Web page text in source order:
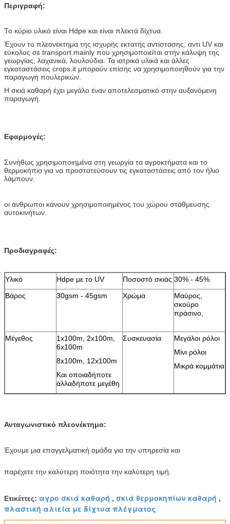
Περιγραφή:
Το κύριο υλικό είναι Hdpe και είναι πλεκτά δίχτυα.
Έχουν το πλεονέκτημα της ισχυρής εκτατής αντίστασης, αντι UV και
εύκολος σε transport.mainly που χρησιμοποιείται στην κάλυψη της
γεωργίας, λαχανικά, λουλούδια. Τα ιατρικά υλικά και άλλες
εγκαταστάσεις crops.it μπορούν επίσης να χρησιμοποιηθούν για την
παραγωγή πουλερικών.
Η σκιά καθαρή έχει μεγάλο έναν αποτελεσματικό στην αυξανόμενη
παραγωγή.
Εφαρμογές:
Συνήθως χρησιμοποιημένα στη γεωργία τα αγροκτήματα και το
θερμοκήπιο για να προστατεύσουν τις εγκαταστάσεις από τον ήλιο
λάμπουν.
οι άνθρωποι κάνουν χρησιμοποιημένος του χώρου στάθμευσης
αυτοκινήτων.
Προδιαγραφές:
Υλικό Hdpe με το UV Ποσοστό σκιάς 30% - 45%
Βάρος
30gsm - 45gsm Χρώμα
Μαύρος,
σκούρο
πράσινο,
Μέγεθος
1x100m, 2x100m,
6x100m
8x100m, 12x100m
Και οποιαδήποτε
άλλαδήποτε μεγέθη
Συσκευασία
Μεγάλοι ρόλοι
Μίνι ρόλοι
Μικρά κομμάτια
Ανταγωνιστικό πλεονέκτημα:
Έχουμε μια επαγγελματική ομάδα για την υπηρεσία και
παρέχετε την καλύτερη ποιότητα την καλύτερη τιμή.
Ετικέττες: αγρο σκιά καθαρή , σκιά θερμοκηπίων καθαρή ,
πλαστική αλιεία με δίχτυα πλέγματος